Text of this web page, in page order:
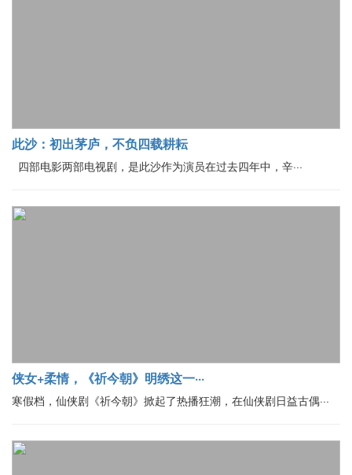
此沙：初出茅庐，不负四载耕耘
四部电影两部电视剧，是此沙作为演员在过去四年中，辛···
侠女+柔情，《祈今朝》明绣这一···
寒假档，仙侠剧《祈今朝》掀起了热播狂潮，在仙侠剧日益古偶···